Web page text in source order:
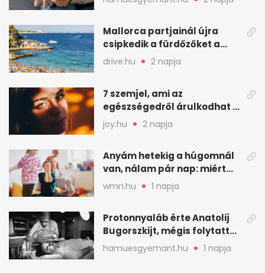
mindenkinek
Mallorca partjainál újra
csipkedik a fürdőzőket a
halak a sekély vízben
drive.hu 2 napja
7 szemjel, ami az
egészségedről árulkodhat –
erre figyelj oda
joy.hu 2 napja
Anyám hetekig a húgomnál
van, nálam pár nap: miért
fáj ennyire?
wmn.hu 1 napja
Protonnyaláb érte Anatolij
Bugorszkijt, mégis folytatta
a munkát
hamuesgyemant.hu 1 napja